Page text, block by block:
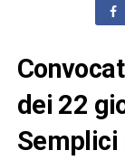
dei 22
Semplici